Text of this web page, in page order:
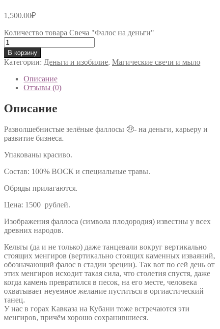
1,500.00₽
Количество товара Свеча "Фалос на деньги"
В корзину
Категории: Деньги и изобилие, Магические свечи и мыло
Описание
Отзывы (0)
Описание
Разволшебнистые зелёные фаллосы 🤑- на деньги, карьеру и
развитие бизнеса.
Упакованы красиво.
Состав: 100% ВОСК и специальные травы.
Обряды прилагаются.
Цена: 1500 рублей.
Изображения фаллоса (символа плодородия) известны у всех
древних народов.
Кельты (да и не только) даже танцевали вокруг вертикально
стоящих менгиров (вертикально стоящих каменных изваяний,
обозначающий фалос в стадии эреции). Так вот по сей день от
этих менгиров исходит такая сила, что столетия спустя, даже
когда камень превратился в песок, на его месте, человека
охватывает неуемное желание пуститься в оргиастический
танец.
У нас в горах Кавказа на Кубани тоже встречаются эти
менгиров, причём хорошо сохранившиеся.